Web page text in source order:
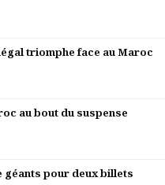
triomphe face au Maroc
au bout du suspense
géants pour deux billets